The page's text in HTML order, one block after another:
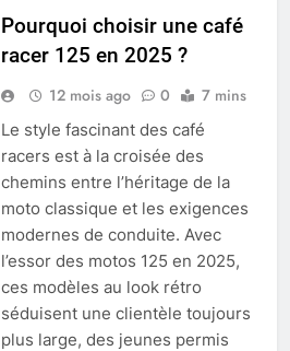
Pourquoi choisir une café
racer 125 en 2025 ?
12 mois ago 0 7 mins
Le style fascinant des café
racers est à la croisée des
chemins entre l’héritage de la
moto classique et les exigences
modernes de conduite. Avec
l’essor des motos 125 en 2025,
ces modèles au look rétro
séduisent une clientèle toujours
plus large, des jeunes permis